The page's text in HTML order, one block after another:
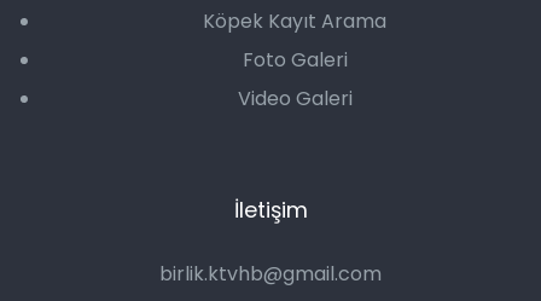
Köpek Kayıt Arama
Foto Galeri
Video Galeri
İletişim
birlik.ktvhb@gmail.com